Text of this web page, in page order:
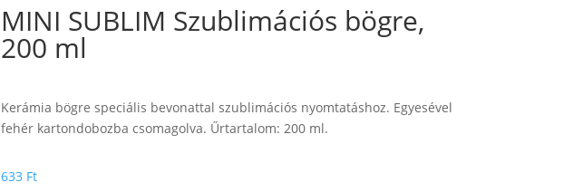
MINI SUBLIM Szublimációs bögre,
200 ml
Kerámia bögre speciális bevonattal szublimációs nyomtatáshoz. Egyesével
fehér kartondobozba csomagolva. Űrtartalom: 200 ml.
633 Ft